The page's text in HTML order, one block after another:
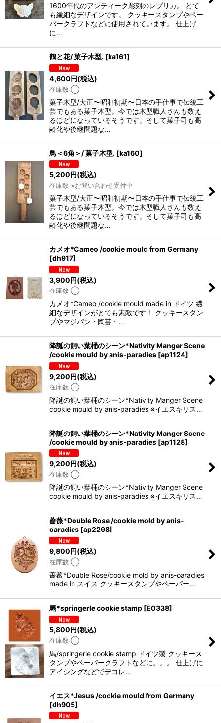
1600年代のアンティーク彫刻のレプリカ。 とて
も繊細なデザインです。 クッキースタンプやペー
パークラフトなどに使用されています。 仕上げ
に…
鶴と花/ 菓子木型. [ka161]
4,600円(税込)
在庫数 ◯
菓子木型/大正〜昭和初期〜日本の手仕事で伝統工
芸でもある菓子木型。今では木型職人さんも数え
るほどになっているそうです。そして菓子司も高
齢化や後継問題な…
鳥＜6角＞/ 菓子木型. [ka160]
5,200 円(税込)
在庫数 ×お問い合わせ受付中
菓子木型/大正〜昭和初期〜日本の手仕事で伝統工
芸でもある菓子木型。今では木型職人さんも数え
るほどになっているそうです。そして菓子司も高
齢化や後継問題な…
カメオ*Cameo /cookie mould from Germany
[dh917]
3,900円(税込)
在庫数 ◯
カメオ*Cameo /cookie mould made in ドイツ 繊
細なデザインがとても素敵です！ クッキースタン
プやマジパン・陶芸・…
降誕の飼い葉桶のシーン*Nativity Manger Scene
/cookie mould by anis-paradies [ap1124]
9,200円(税込)
在庫数 ◯
降誕の飼い葉桶のシーン*Nativity Manger Scene
cookie mould by anis-paradies ※イエスキリス…
降誕の飼い葉桶のシーン*Nativity Manger Scene
/cookie mould by anis-paradies [ap1128]
9,200 円(税込)
在庫数 ◯
降誕の飼い葉桶のシーン*Nativity Manger Scene
cookie mould by anis-paradies ※イエスキリス…
薔薇*Double Rose /cookie mold by anis-
oaradies [ap2298]
9,800円(税込)
在庫数 ◯
薔薇*Double Rose/cookie mold by anis-oaradies
made in スイス クッキースタンプやペーパー…
馬*springerle cookie stamp [E0338]
5,800円(税込)
在庫数 ◯
馬/springerle cookie stamp ドイツ製 クッキース
タンプやペーパークラフトなどに。。。 仕上げに
アイシングなどでデコレ…
イエス*Jesus /cookie mould from Germany
[dh905]